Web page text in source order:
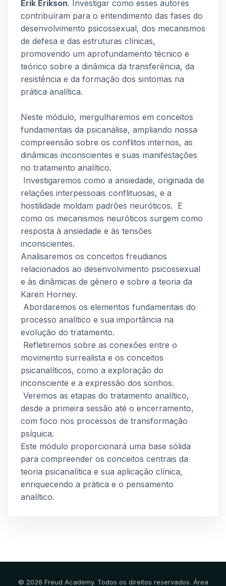
Erik Erikson. Investigar como esses autores
contribuíram para o entendimento das fases do
desenvolvimento psicossexual, dos mecanismos
de defesa e das estruturas clínicas,
promovendo um aprofundamento técnico e
teórico sobre a dinâmica da transferência, da
resistência e da formação dos sintomas na
prática analítica.
Neste módulo, mergulharemos em conceitos
fundamentais da psicanálise, ampliando nossa
compreensão sobre os conflitos internos, as
dinâmicas inconscientes e suas manifestações
no tratamento analítico.
Investigaremos como a ansiedade, originada de
relações interpessoais conflituosas, e a
hostilidade moldam padrões neuróticos. E
como os mecanismos neuróticos surgem como
resposta à ansiedade e às tensões
inconscientes.
Analisaremos os conceitos freudianos
relacionados ao desenvolvimento psicossexual
e às dinâmicas de gênero e sobre a teoria da
Karen Horney.
Abordaremos os elementos fundamentais do
processo analítico e sua importância na
evolução do tratamento.
Refletiremos sobre as conexões entre o
movimento surrealista e os conceitos
psicanalíticos, como a exploração do
inconsciente e a expressão dos sonhos.
Veremos as etapas do tratamento analítico,
desde a primeira sessão até o encerramento,
com foco nos processos de transformação
psíquica.
Este módulo proporcionará uma base sólida
para compreender os conceitos centrais da
teoria psicanalítica e sua aplicação clínica,
enriquecendo a prática e o pensamento
analítico.
© 2026 Freud Academy. Todos os direitos reservados. Área